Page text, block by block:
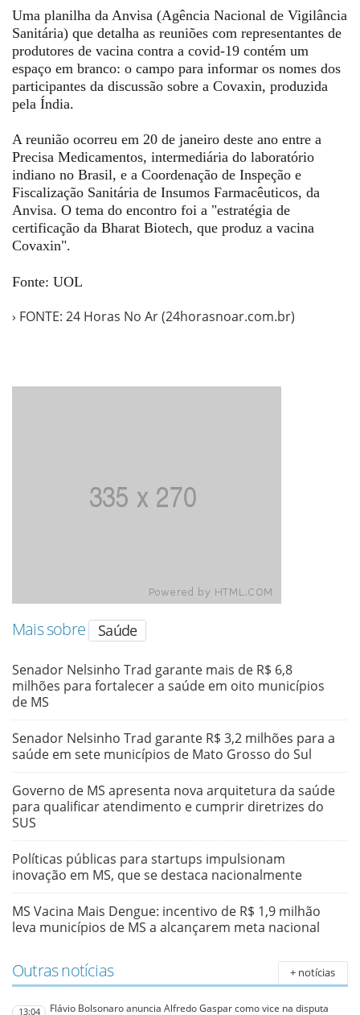
Uma planilha da Anvisa (Agência Nacional de Vigilância
Sanitária) que detalha as reuniões com representantes de
produtores de vacina contra a covid-19 contém um
espaço em branco: o campo para informar os nomes dos
participantes da discussão sobre a Covaxin, produzida
pela Índia.
A reunião ocorreu em 20 de janeiro deste ano entre a
Precisa Medicamentos, intermediária do laboratório
indiano no Brasil, e a Coordenação de Inspeção e
Fiscalização Sanitária de Insumos Farmacêuticos, da
Anvisa. O tema do encontro foi a "estratégia de
certificação da Bharat Biotech, que produz a vacina
Covaxin".
Fonte: UOL
› FONTE: 24 Horas No Ar (24horasnoar.com.br)
Mais sobre Saúde
Senador Nelsinho Trad garante mais de R$ 6,8
milhões para fortalecer a saúde em oito municípios
de MS
Senador Nelsinho Trad garante R$ 3,2 milhões para a
saúde em sete municípios de Mato Grosso do Sul
Governo de MS apresenta nova arquitetura da saúde
para qualificar atendimento e cumprir diretrizes do
SUS
Políticas públicas para startups impulsionam
inovação em MS, que se destaca nacionalmente
MS Vacina Mais Dengue: incentivo de R$ 1,9 milhão
leva municípios de MS a alcançarem meta nacional
Outras notícias + notícias
13:04 Flávio Bolsonaro anuncia Alfredo Gaspar como vice na disputa